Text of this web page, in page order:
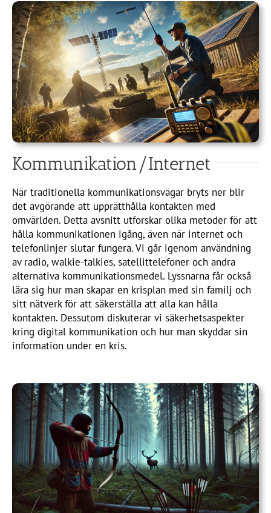
Kommunikation/Internet
När traditionella kommunikationsvägar bryts ner blir
det avgörande att upprätthålla kontakten med
omvärlden. Detta avsnitt utforskar olika metoder för att
hålla kommunikationen igång, även när internet och
telefonlinjer slutar fungera. Vi går igenom användning
av radio, walkie-talkies, satellittelefoner och andra
alternativa kommunikationsmedel. Lyssnarna får också
lära sig hur man skapar en krisplan med sin familj och
sitt nätverk för att säkerställa att alla kan hålla
kontakten. Dessutom diskuterar vi säkerhetsaspekter
kring digital kommunikation och hur man skyddar sin
information under en kris.